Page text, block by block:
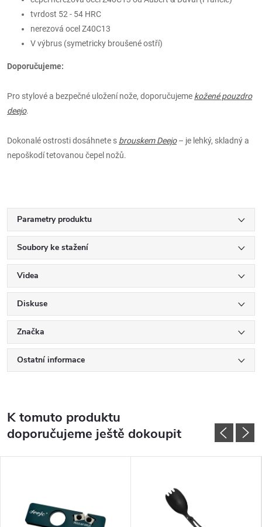
tvrdost 52 - 54 HRC
nerezová ocel Z40C13
V výbrus (symetricky broušené ostří)
Doporučujeme:
Pro stylové a bezpečné uložení nože, doporučujeme kožené pouzdro
deejo.
Dokonalé ostrosti dosáhnete s brouskem Deejo– je lehký, skladný a
nepoškodí tetovanou čepel nožů.
Parametry produktu
Soubory ke stažení
Videa
Diskuse
Značka
Ostatní informace
K tomuto produktu
doporučujeme ještě dokoupit